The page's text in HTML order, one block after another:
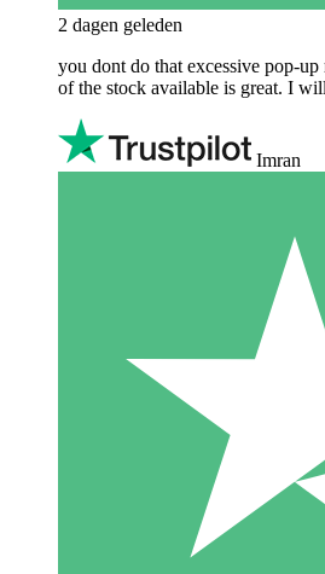
2 dagen geleden
you dont do that excessive pop-
of the stock available is great. I
Imran